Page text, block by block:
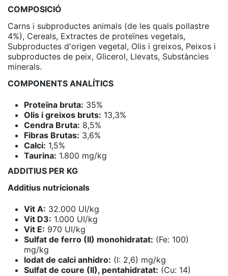
COMPOSICIÓ
Carns i subproductes animals (de les quals pollastre
4%), Cereals, Extractes de proteïnes vegetals,
Subproductes d'origen vegetal, Olis i greixos, Peixos i
subproductes de peix, Glicerol, Llevats, Substàncies
minerals.
COMPONENTS ANALÍTICS
Proteïna bruta: 35%
Olis i greixos bruts: 13,3%
Cendra Bruta: 8,5%
Fibras Brutas: 3,6%
Calci: 1,5%
Taurina: 1.800 mg/kg
ADDITIUS PER KG
Additius nutricionals
Vit A: 32.000 UI/kg
Vit D3: 1.000 UI/kg
Vit E: 970 UI/kg
Sulfat de ferro (II) monohidratat: (Fe: 100)
mg/kg
Iodat de calci anhidro: (I: 2,6) mg/kg
Sulfat de coure (II), pentahidratat: (Cu: 14)